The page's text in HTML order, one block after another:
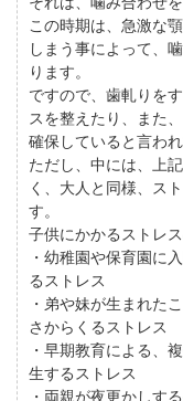
この時期は、急激な
しまう事によって、
ります。
ですので、歯軋りを
スを整えたり、また
確保していると言われ
ただし、中には、上
く、大人と同様、ス
す。
子供にかかるストレス
・幼稚園や保育園に
るストレス
・弟や妹が生まれた
さからくるストレス
・早期教育による、
生するストレス
・両親が夜更かしす